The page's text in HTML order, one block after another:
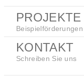
PROJEKTE
Beispielförderungen
KONTAKT
Schreiben Sie uns